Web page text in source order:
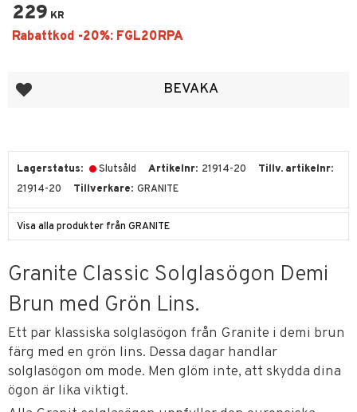
229 KR
Lägg till i favoriter BEVAKA
Lagerstatus Slutsåld Artikelnr 21914-20
Tillv. artikelnr
21914-20
Tillverkare GRANITE
Visa alla produkter från GRANITE
Granite Classic Solglasögon Demi
Brun med Grön Lins.
Ett par klassiska solglasögon från Granite i demi brun
färg med en grön lins. Dessa dagar handlar
solglasögon om mode. Men glöm inte, att skydda dina
ögon är lika viktigt.